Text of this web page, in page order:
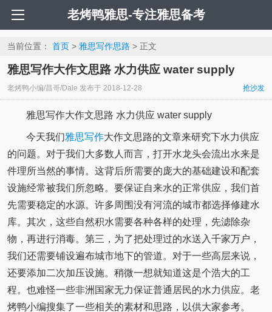
老烤鸭雅思-专注雅思备考
当前位置： 首页> 雅思写作思路 > 正文
雅思写作大作文思路 水力供应 water supply
老烤鸭小编/昌哥/Dale 发布于 2018-12-28 抢沙发
雅思写作大作文思路 水力供应 water supply
今天我们雅思写作大作文思路的文章来研究下水力供应
的问题。对于我们大多数人而言，打开水龙头会流出水来是
件理所当然的事情。这背后所需要的庞大的基础建设和配套
设施经常被我们所忽略。要保证自来水的正常供应，我们首
先需要稳定的水源。许多周围没有河流的城市都选择修建水
库。其次，这些自然积水需要各种各样的处理，先滤除杂
物，再进行消毒。第三，为了把处理过的水送入千家万户，
我们还需要铺设遍布城市地下的管道。对于一些高层来说，
还要添加二次加压设施。稍微一想就知道这是个浩大的工
程。也难怪一些非洲国家无力保证普通居民的水力供应。老
烤鸭小编搜集了一些相关的素材和思路，以供大家参考。